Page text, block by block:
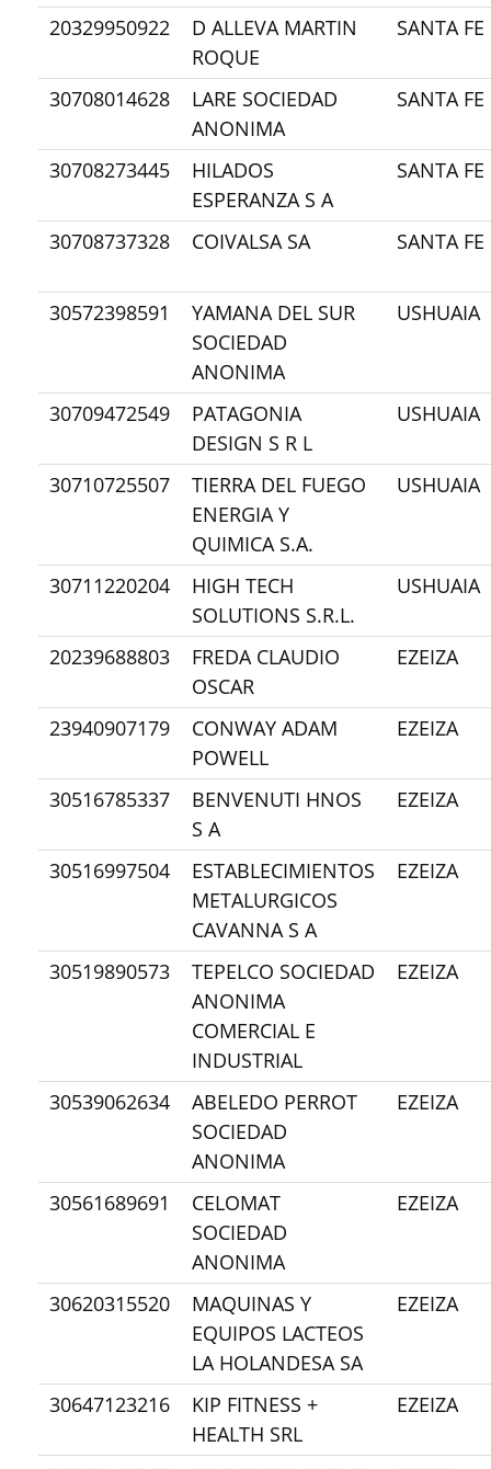
20329950922
D ALLEVA MARTIN
ROQUE
SANTA FE
30708014628
LARE SOCIEDAD
ANONIMA
SANTA FE
30708273445
HILADOS
ESPERANZA S A
SANTA FE
30708737328 COIVALSA SA SANTA FE
30572398591
YAMANA DEL SUR
SOCIEDAD
ANONIMA
USHUAIA
30709472549
PATAGONIA
DESIGN S R L
USHUAIA
30710725507
TIERRA DEL FUEGO
ENERGIA Y
QUIMICA S.A.
USHUAIA
30711220204
HIGH TECH
SOLUTIONS S.R.L.
USHUAIA
20239688803
FREDA CLAUDIO
OSCAR
EZEIZA
23940907179
CONWAY ADAM
POWELL
EZEIZA
30516785337
BENVENUTI HNOS
S A
EZEIZA
30516997504
ESTABLECIMIENTOS
METALURGICOS
CAVANNA S A
EZEIZA
30519890573
TEPELCO SOCIEDAD
ANONIMA
COMERCIAL E
INDUSTRIAL
EZEIZA
30539062634
ABELEDO PERROT
SOCIEDAD
ANONIMA
EZEIZA
30561689691
CELOMAT
SOCIEDAD
ANONIMA
EZEIZA
30620315520
MAQUINAS Y
EQUIPOS LACTEOS
LA HOLANDESA SA
EZEIZA
30647123216
KIP FITNESS +
HEALTH SRL
EZEIZA